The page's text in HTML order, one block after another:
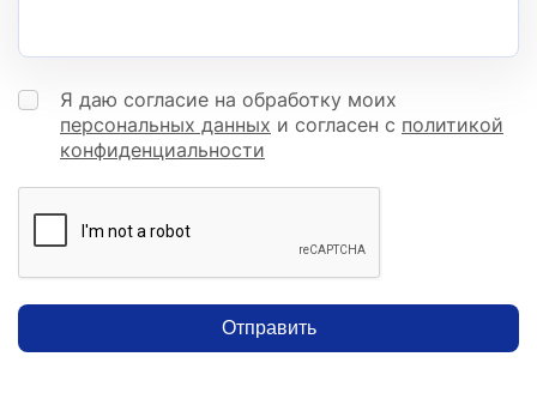
Я даю согласие на обработку моих
персональных данных и согласен с политикой
конфиденциальности
Отправить